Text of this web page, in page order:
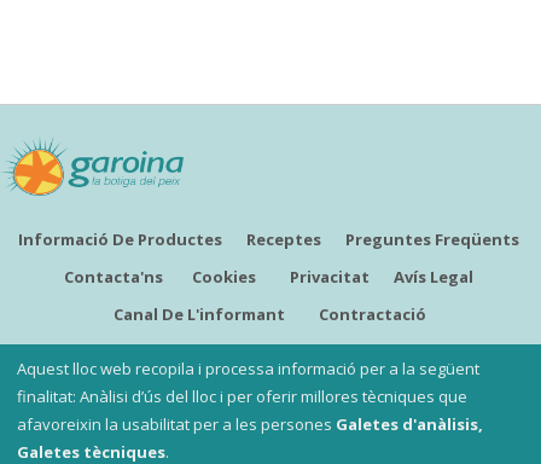
Informació De Productes Receptes
Preguntes Freqüents
Contacta'ns
Cookies Privacitat
Avís Legal
Canal De L'informant
Contractació
Copyright © Garoina, la botiga del peix
Aquest lloc web recopila i processa informació per a la següent
finalitat: Anàlisi d’ús del lloc i per oferir millores tècniques que
afavoreixin la usabilitat per a les persones Galetes d'anàlisis,
Galetes tècniques.